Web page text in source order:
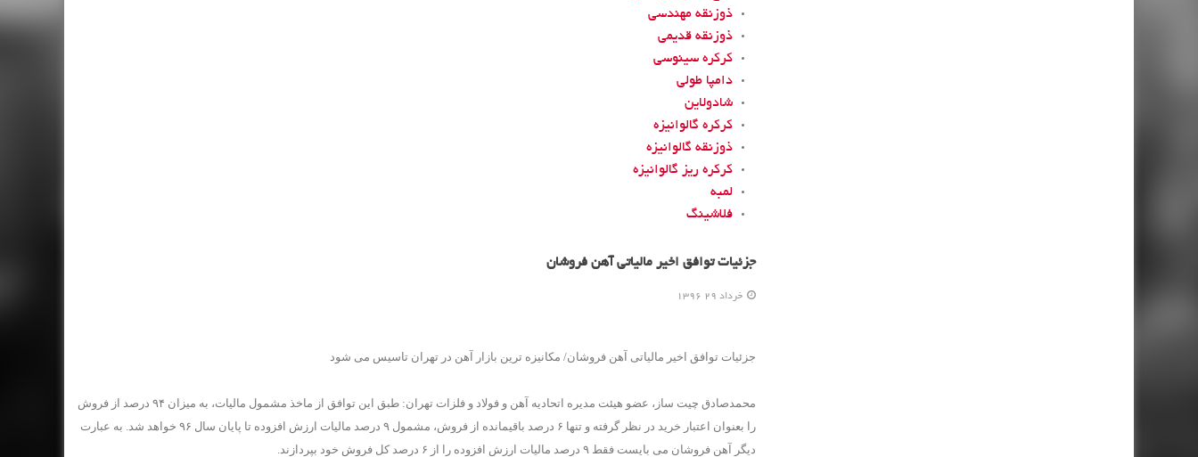
ذوزنقه مهندسی
ذوزنقه قدیمی
کرکره سینوسی
دامپا طولی
شادولاین
کرکره گالوانیزه
ذوزنقه گالوانیزه
کرکره ریز گالوانیزه
لمبه
فلاشینگ
جزئیات توافق اخیر مالیاتی آهن فروشان
خرداد 29 1396
جزئیات توافق اخیر مالیاتی آهن فروشان/ مکانیزه ترین بازار آهن در تهران تاسیس می شود
محمدصادق چیت ساز، عضو هیئت مدیره اتحادیه آهن و فولاد و فلزات تهران: طبق این توافق از ماخذ مشمول مالیات، به میزان ۹۴ درصد از فروش
را بعنوان اعتبار خرید در نظر گرفته و تنها ۶ درصد باقیمانده از فروش، مشمول ۹ درصد مالیات ارزش افزوده تا پایان سال ۹۶ خواهد شد. به عبارت
دیگر آهن فروشان می بایست فقط ۹ درصد مالیات ارزش افزوده را از ۶ درصد کل فروش خود بپردازند.